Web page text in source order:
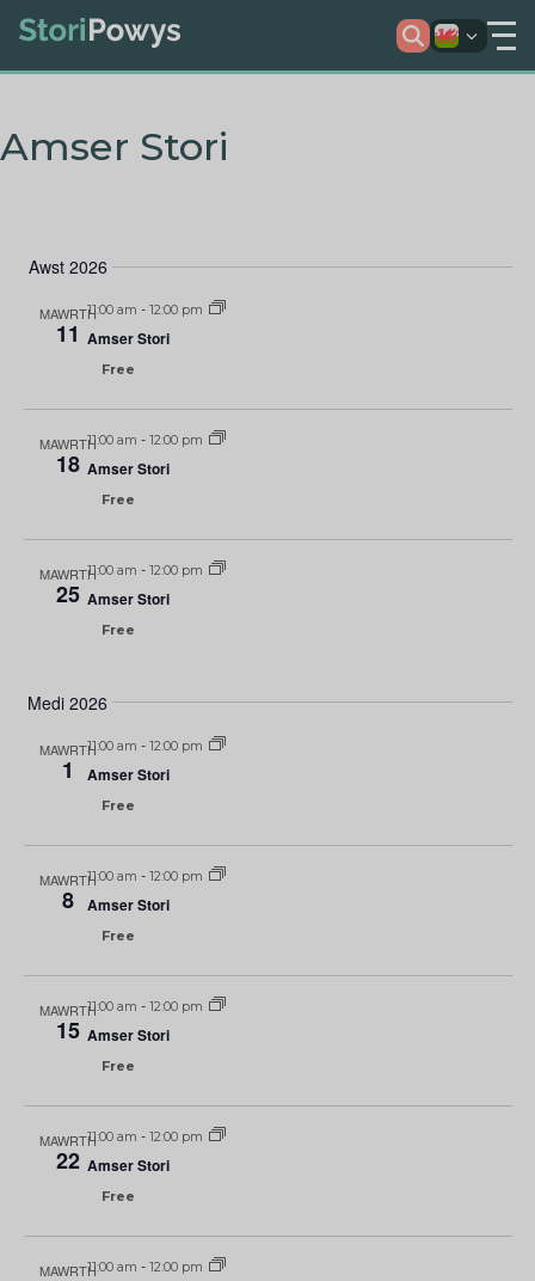
Amser Stori
Awst 2026
MAWRTH
11
11:00 am - 12:00 pm
Amser Stori
Free
MAWRTH
18
11:00 am - 12:00 pm
Amser Stori
Free
MAWRTH
25
11:00 am - 12:00 pm
Amser Stori
Free
Medi 2026
MAWRTH
1
11:00 am - 12:00 pm
Amser Stori
Free
MAWRTH
8
11:00 am - 12:00 pm
Amser Stori
Free
MAWRTH
15
11:00 am - 12:00 pm
Amser Stori
Free
MAWRTH
22
11:00 am - 12:00 pm
Amser Stori
Free
MAWRTH11:00 am - 12:00 pm